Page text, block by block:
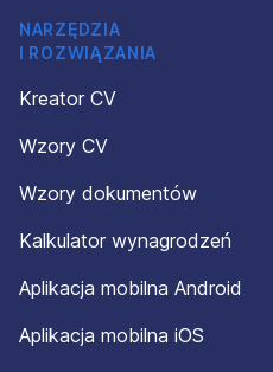
NARZĘDZIA
I ROZWIĄZANIA
Kreator CV
Wzory CV
Wzory dokumentów
Kalkulator wynagrodzeń
Aplikacja mobilna Android
Aplikacja mobilna iOS